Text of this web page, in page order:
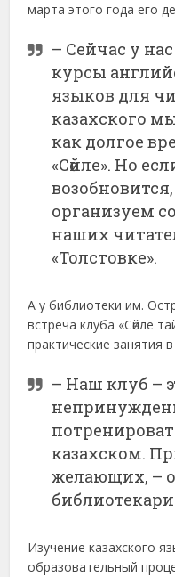
марта этого года его
– Сейчас у
курсы
языков для
казахского
как долгое
«Сөйле». Но
организуем
наших
«Толстовке».
А у библиотеки им.
встреча клуба «Сөйле
практические
– Наш клуб –
казахском.
желающих, –
Изучение казахского
образовательный